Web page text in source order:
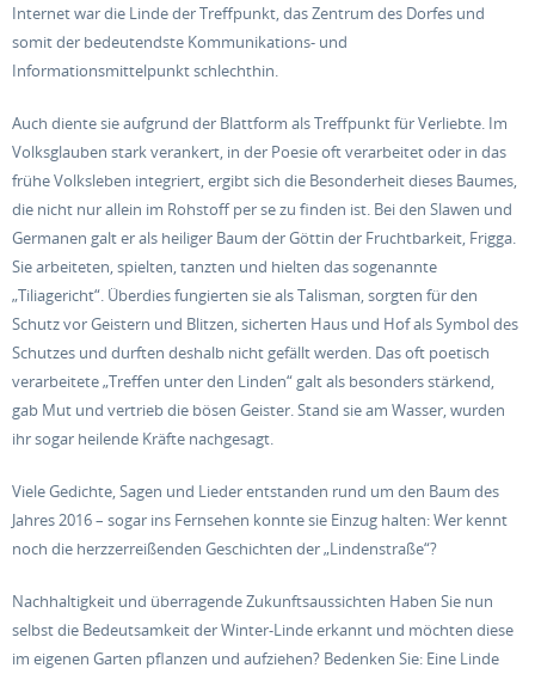
Internet war die Linde der Treffpunkt, das Zentrum des Dorfes und
somit der bedeutendste Kommunikations- und
Informationsmittelpunkt schlechthin.
Auch diente sie aufgrund der Blattform als Treffpunkt für Verliebte. Im
Volksglauben stark verankert, in der Poesie oft verarbeitet oder in das
frühe Volksleben integriert, ergibt sich die Besonderheit dieses Baumes,
die nicht nur allein im Rohstoff per se zu finden ist. Bei den Slawen und
Germanen galt er als heiliger Baum der Göttin der Fruchtbarkeit, Frigga.
Sie arbeiteten, spielten, tanzten und hielten das sogenannte
„Tiliagericht“. Überdies fungierten sie als Talisman, sorgten für den
Schutz vor Geistern und Blitzen, sicherten Haus und Hof als Symbol des
Schutzes und durften deshalb nicht gefällt werden. Das oft poetisch
verarbeitete „Treffen unter den Linden“ galt als besonders stärkend,
gab Mut und vertrieb die bösen Geister. Stand sie am Wasser, wurden
ihr sogar heilende Kräfte nachgesagt.
Viele Gedichte, Sagen und Lieder entstanden rund um den Baum des
Jahres 2016 – sogar ins Fernsehen konnte sie Einzug halten: Wer kennt
noch die herzzerreißenden Geschichten der „Lindenstraße“?
Nachhaltigkeit und überragende Zukunftsaussichten Haben Sie nun
selbst die Bedeutsamkeit der Winter-Linde erkannt und möchten diese
im eigenen Garten pflanzen und aufziehen? Bedenken Sie: Eine Linde